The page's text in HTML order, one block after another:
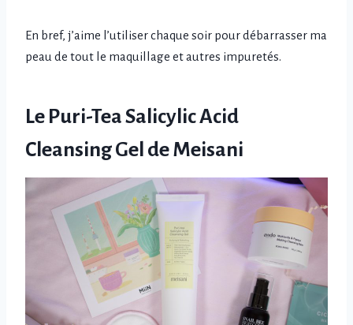
En bref, j’aime l’utiliser chaque soir pour débarrasser ma
peau de tout le maquillage et autres impuretés.
Le Puri-Tea Salicylic Acid
Cleansing Gel de Meisani